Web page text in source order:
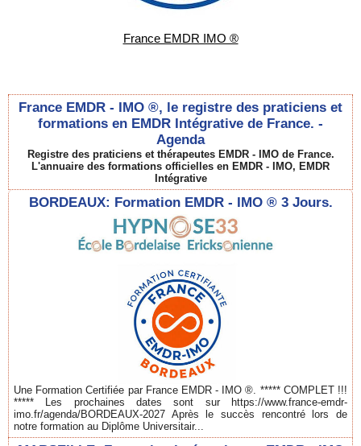
France EMDR IMO ®
France EMDR - IMO ®, le registre des praticiens et
formations en EMDR Intégrative de France. -
Agenda
Registre des praticiens et thérapeutes EMDR - IMO de France.
L'annuaire des formations officielles en EMDR - IMO, EMDR
Intégrative
BORDEAUX: Formation EMDR - IMO ® 3 Jours.
Une Formation Certifiée par France EMDR - IMO ®. ***** COMPLET !!!
***** Les prochaines dates sont sur https://www.france-emdr-
imo.fr/agenda/BORDEAUX-2027 Après le succès rencontré lors de
notre formation au Diplôme Universitair...